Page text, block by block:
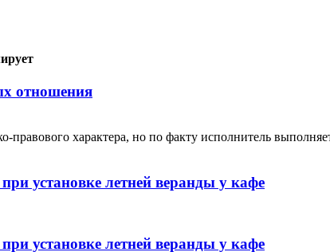
отношения
правового характера, но по факту исполнитель
установке летней веранды у кафе
установке летней веранды у кафе